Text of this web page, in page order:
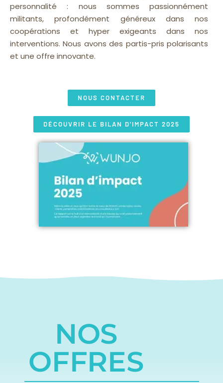
personnalité : nous sommes passionnément
militants, profondément généreux dans nos
coopérations et hyper exigeants dans nos
interventions. Nous avons des partis-pris polarisants
et une offre innovante.
NOUS CONTACTER
DÉCOUVRIR LE BILAN D'IMPACT 2025
NOS
OFFRES